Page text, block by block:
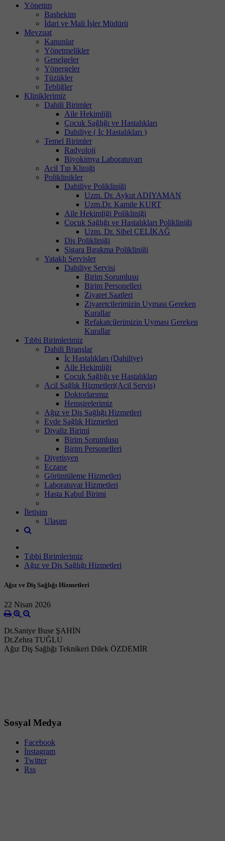
Yönetim
Başhekim
İdari ve Mali İşler Müdürü
Mevzuat
Kanunlar
Yönetmelikler
Genelgeler
Yönergeler
Tüzükler
Tebliğler
Kliniklerimiz
Dahili Birimler
Aile Hekimliği
Çocuk Sağlığı ve Hastalıkları
Dahiliye ( İç Hastalıkları )
Temel Birimler
Radyoloji
Biyokimya Laboratuvarı
Acil Tıp Kliniği
Poliklinikler
Dahiliye Polikliniği
Uzm. Dr. Aykut ADIYAMAN
Uzm.Dr. Kamile KURT
Aile Hekimliği Polikliniği
Çocuk Sağlığı ve Hastalıkları Polikliniği
Uzm. Dr. Sibel ÇELİKAĞ
Diş Polikliniği
Sigara Bırakma Polikliniği
Yataklı Servisler
Dahiliye Servisi
Birim Sorumlusu
Birim Personelleri
Ziyaret Saatleri
Ziyaretçilerimizin Uyması Gereken
Kurallar
Refakatçilerimizin Uyması Gereken
Kurallar
Tıbbi Birimlerimiz
Dahili Branşlar
İç Hastalıkları (Dahiliye)
Aile Hekimliği
Çocuk Sağlığı ve Hastalıkları
Acil Sağlık Hizmetleri(Acil Servis)
Doktorlarımız
Hemşirelerimiz
Ağız ve Diş Sağlığı Hizmetleri
Evde Sağlık Hizmetleri
Diyaliz Birimi
Birim Sorumlusu
Birim Personelleri
Diyetisyen
Eczane
Görüntüleme Hizmetleri
Laboratuvar Hizmetleri
Hasta Kabul Birimi
İletişim
Ulaşım
Tıbbi Birimlerimiz
Ağız ve Diş Sağlığı Hizmetleri
Ağız ve Diş Sağlığı Hizmetleri
22 Nisan 2026
Dt.Saniye Buse ŞAHİN
Dt.Zehra TUĞLU
Ağız Diş Sağlığı Teknikeri Dilek ÖZDEMİR
Sosyal Medya
Facebook
İnstagram
Twitter
Rss